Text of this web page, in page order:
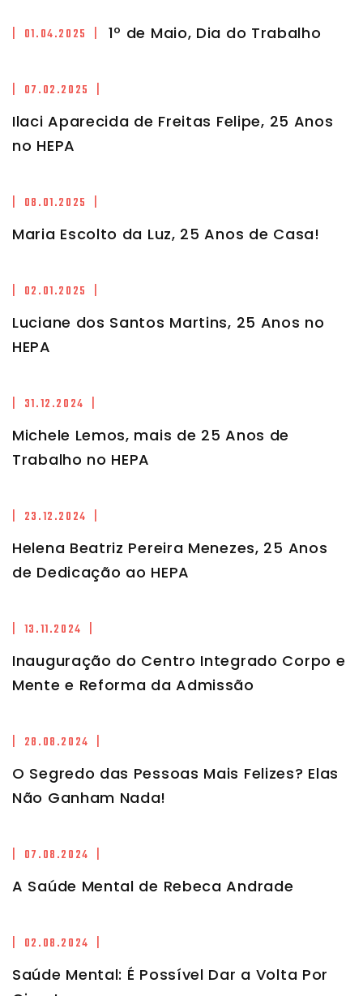
| 01.04.2025 | 1º de Maio, Dia do Trabalho
| 07.02.2025 |
Ilaci Aparecida de Freitas Felipe, 25 Anos
no HEPA
| 08.01.2025 |
Maria Escolto da Luz, 25 Anos de Casa!
| 02.01.2025 |
Luciane dos Santos Martins, 25 Anos no
HEPA
| 31.12.2024 |
Michele Lemos, mais de 25 Anos de
Trabalho no HEPA
| 23.12.2024 |
Helena Beatriz Pereira Menezes, 25 Anos
de Dedicação ao HEPA
| 13.11.2024 |
Inauguração do Centro Integrado Corpo e
Mente e Reforma da Admissão
| 28.08.2024 |
O Segredo das Pessoas Mais Felizes? Elas
Não Ganham Nada!
| 07.08.2024 |
A Saúde Mental de Rebeca Andrade
| 02.08.2024 |
Saúde Mental: É Possível Dar a Volta Por